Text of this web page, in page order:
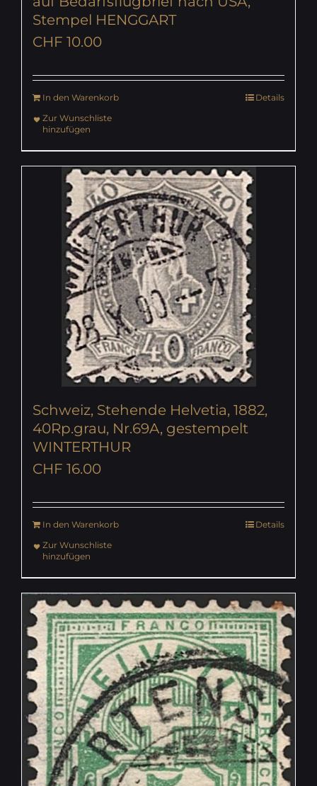
Stempel HENGGART
CHF 10.00
In den Warenkorb
Details
Zur Wunschliste
hinzufügen
Schweiz, Stehende Helvetia, 1882,
40Rp.grau, Nr.69A, gestempelt
WINTERTHUR
CHF 16.00
In den Warenkorb
Details
Zur Wunschliste
hinzufügen